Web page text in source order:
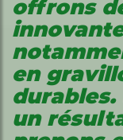
offrons
en
durables.
un